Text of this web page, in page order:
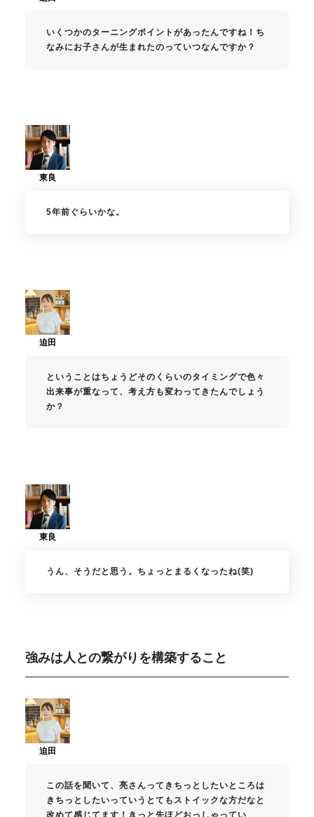
いくつかのターニングポイントがあったんですね！ち
なみにお子さんが生まれたのっていつなんですか？
5年前ぐらいかな。
ということはちょうどそのくらいのタイミングで色々
出来事が重なって、考え方も変わってきたんでしょう
か？
うん、そうだと思う。ちょっとまるくなったね(笑)
強みは人との繋がりを構築すること
この話を聞いて、亮さんってきちっとしたいところは
きちっとしたいっていうとてもストイックな方だなと